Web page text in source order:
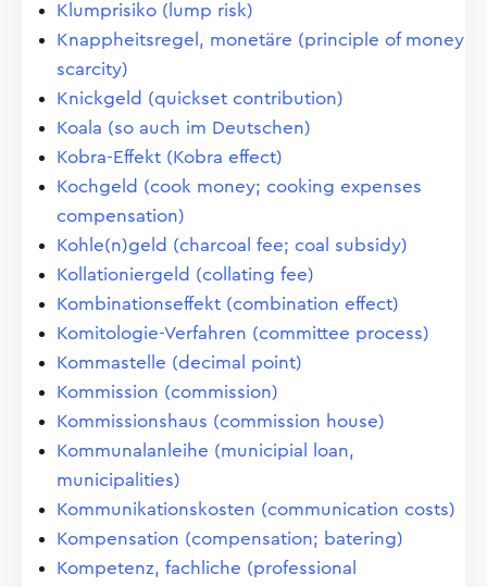
Klumprisiko (lump risk)
Knappheitsregel, monetäre (principle of money
scarcity)
Knickgeld (quickset contribution)
Koala (so auch im Deutschen)
Kobra-Effekt (Kobra effect)
Kochgeld (cook money; cooking expenses
compensation)
Kohle(n)geld (charcoal fee; coal subsidy)
Kollationiergeld (collating fee)
Kombinationseffekt (combination effect)
Komitologie-Verfahren (committee process)
Kommastelle (decimal point)
Kommission (commission)
Kommissionshaus (commission house)
Kommunalanleihe (municipial loan,
municipalities)
Kommunikationskosten (communication costs)
Kompensation (compensation; batering)
Kompetenz, fachliche (professional